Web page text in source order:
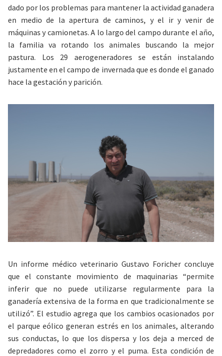
dado por los problemas para mantener la actividad ganadera
en medio de la apertura de caminos, y el ir y venir de
máquinas y camionetas. A lo largo del campo durante el año,
la familia va rotando los animales buscando la mejor
pastura. Los 29 aerogeneradores se están instalando
justamente en el campo de invernada que es donde el ganado
hace la gestación y parición.
Un informe médico veterinario Gustavo Foricher concluye
que el constante movimiento de maquinarias “permite
inferir que no puede utilizarse regularmente para la
ganadería extensiva de la forma en que tradicionalmente se
utilizó”. El estudio agrega que los cambios ocasionados por
el parque eólico generan estrés en los animales, alterando
sus conductas, lo que los dispersa y los deja a merced de
depredadores como el zorro y el puma. Esta condición de